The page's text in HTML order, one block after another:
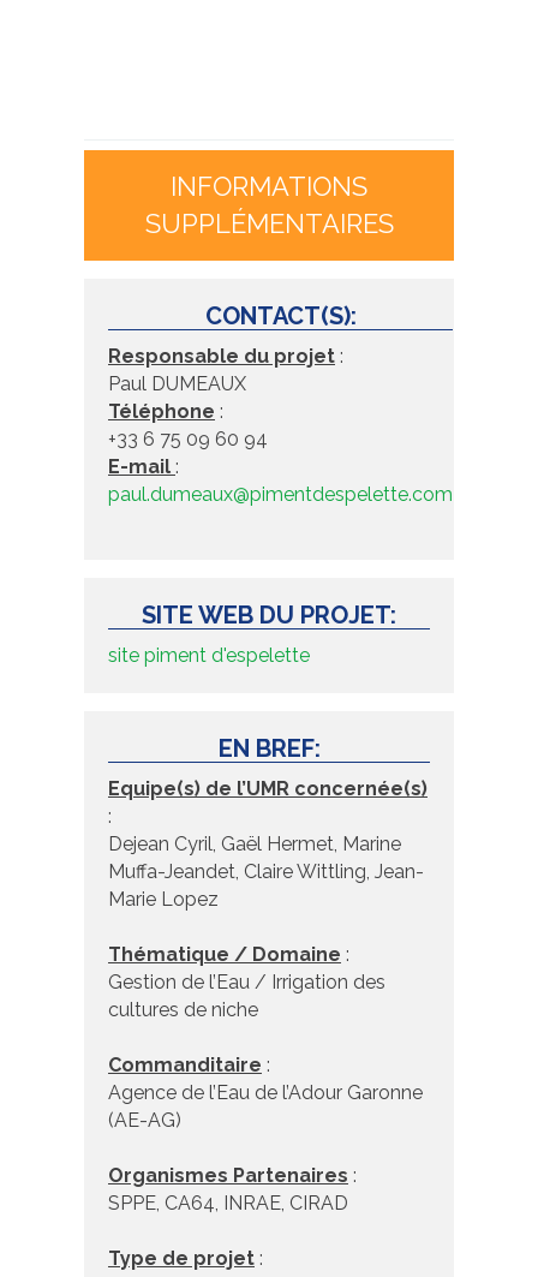
INFORMATIONS
SUPPLÉMENTAIRES
CONTACT(S):
Responsable du projet :
Paul DUMEAUX
Téléphone :
+33 6 75 09 60 94
E-mail :
paul.dumeaux@pimentdespelette.com
SITE WEB DU PROJET:
site piment d'espelette
EN BREF:
Equipe(s) de l’UMR concernée(s)
:
Dejean Cyril, Gaël Hermet, Marine
Muffa-Jeandet, Claire Wittling, Jean-
Marie Lopez
Thématique / Domaine :
Gestion de l’Eau / Irrigation des
cultures de niche
Commanditaire :
Agence de l’Eau de l’Adour Garonne
(AE-AG)
Organismes Partenaires :
SPPE, CA64, INRAE, CIRAD
Type de projet :